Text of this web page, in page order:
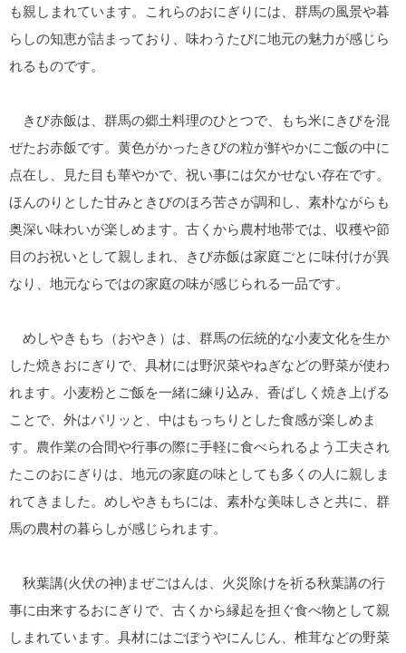
も親しまれています。これらのおにぎりには、群馬の風景や暮
らしの知恵が詰まっており、味わうたびに地元の魅力が感じら
れるものです。
きび赤飯は、群馬の郷土料理のひとつで、もち米にきびを混
ぜたお赤飯です。黄色がかったきびの粒が鮮やかにご飯の中に
点在し、見た目も華やかで、祝い事には欠かせない存在です。
ほんのりとした甘みときびのほろ苦さが調和し、素朴ながらも
奥深い味わいが楽しめます。古くから農村地帯では、収穫や節
目のお祝いとして親しまれ、きび赤飯は家庭ごとに味付けが異
なり、地元ならではの家庭の味が感じられる一品です。
めしやきもち（おやき）は、群馬の伝統的な小麦文化を生か
した焼きおにぎりで、具材には野沢菜やねぎなどの野菜が使わ
れます。小麦粉とご飯を一緒に練り込み、香ばしく焼き上げる
ことで、外はパリッと、中はもっちりとした食感が楽しめま
す。農作業の合間や行事の際に手軽に食べられるよう工夫され
たこのおにぎりは、地元の家庭の味としても多くの人に親しま
れてきました。めしやきもちには、素朴な美味しさと共に、群
馬の農村の暮らしが感じられます。
秋葉講(火伏の神)まぜごはんは、火災除けを祈る秋葉講の行
事に由来するおにぎりで、古くから縁起を担ぐ食べ物として親
しまれています。具材にはごぼうやにんじん、椎茸などの野菜